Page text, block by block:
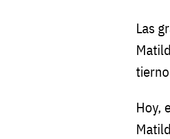
Las
Hoy,